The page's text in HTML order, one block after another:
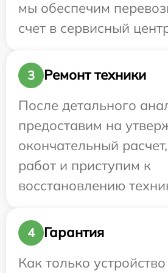
мы обеспечим
счет в сервисный
3
Ремонт техники
После детального
предоставим на
окончательный
работ и приступим к
восстановлению
4
Гарантия
Как только